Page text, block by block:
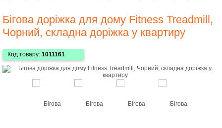
Бігова доріжка для дому Fitness Treadmill,
Чорний, складна доріжка у квартиру
Код товару: 1011161